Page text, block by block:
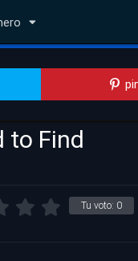
to Find
Tu voto: 0